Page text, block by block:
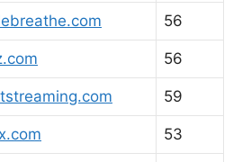
56
56
59
53